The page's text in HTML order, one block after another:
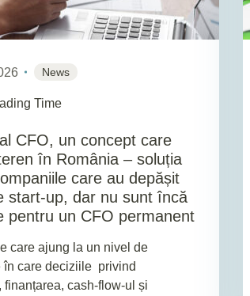
News
Time
CFO, un concept care
în România – soluția
care au depășit
start-up, dar nu sunt încă
pentru un CFO permanent
care ajung la un nivel de
în care deciziile privind
finanțarea, cash-flow-ul și